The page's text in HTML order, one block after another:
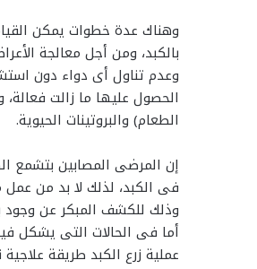
وهناك عدة خطوات يمكن
بالكبد، ومن أجل معالجة
وعدم تناول أى دواء دون
الحصول عليها ما زالت
الطعام) والبروتينات الحيوية.
إن المرضى المصابين بتشمع
فى الكبد، لذلك لا بد من عمل
وذلك للكشف المبكر عن
أما فى الحالات التى يشكل
عملية زرع الكبد طريقة علاجية